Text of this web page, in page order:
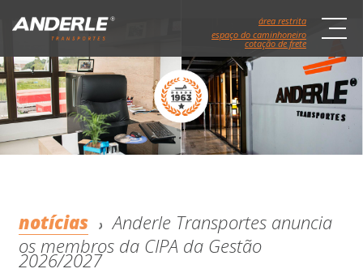
espaço do caminhoneiro
cotação de frete
área restrita
notícias
Anderle Transportes anuncia
os membros da CIPA da Gestão
2026/2027